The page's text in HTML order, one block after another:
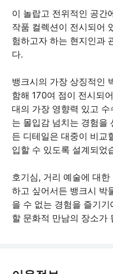
이 놀랍고 전위적인 공간
작품 컬렉션이 전시되어
험하고자 하는 현지인과
다.
뱅크시의 가장 상징적인
함해 170여 점이 전시되
대의 가장 영향력 있고
는 몰입감 넘치는 경험을
든 디테일은 대중이 비교
입할 수 있도록 설계되었
호기심, 거리 예술에 대
하고 싶어서든 뱅크시 박
을 수 없는 경험을 즐기
할 문화적 만남의 장소가